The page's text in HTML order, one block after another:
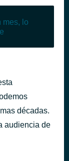
mes, lo
décadas.
audiencia de